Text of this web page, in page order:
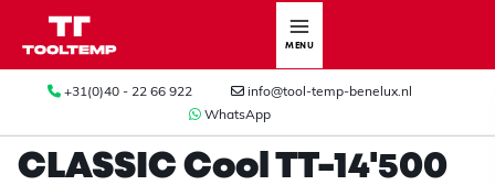
+31(0)40 - 22 66 922
info@tool-temp-benelux.nl
WhatsApp
MENU
CLASSIC Cool TT-14'500